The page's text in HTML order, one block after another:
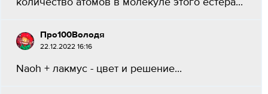
количество атомов в молекуле этого естера...
Про100Володя
22.12.2022 16:16
Naoh + лакмус - цвет и решение...